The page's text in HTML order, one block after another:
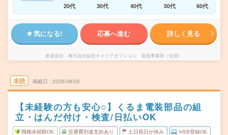
20代
30代 40代 50代 60代
気になる! 応募へ進む 詳しく見る
派遣会社 株式会社綜合キャリアオプション 製造事業部（全国）
未読 掲載日 2026/08/05
【未経験の方も安心○】くるま電装部品の組
立・はんだ付け・検査/日払いOK
職種未経験OK 交通費別途支給あり 土日祝日が休み WEB登録OK